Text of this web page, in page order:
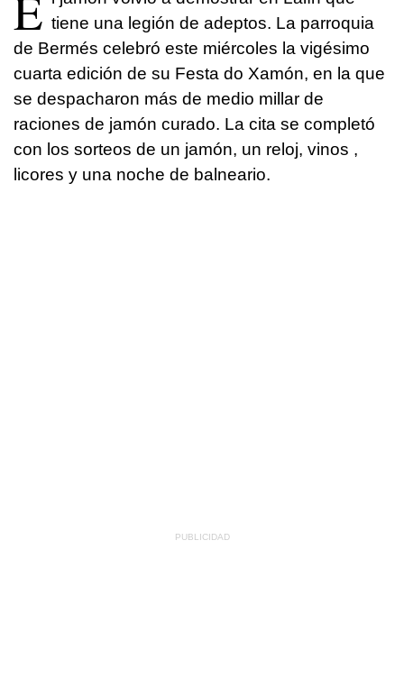
tiene una legión de adeptos. La parroquia
de Bermés celebró este miércoles la vigésimo
cuarta edición de su Festa do Xamón, en la que
se despacharon más de medio millar de
raciones de jamón curado. La cita se completó
con los sorteos de un jamón, un reloj, vinos ,
licores y una noche de balneario.